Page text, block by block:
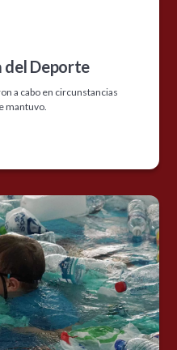
del Deporte
a cabo en circunstancias
mantuvo.